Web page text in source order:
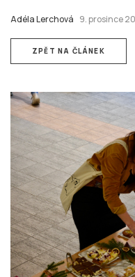
Adéla Lerchová 9. prosince
ZPĚT NA ČLÁNEK